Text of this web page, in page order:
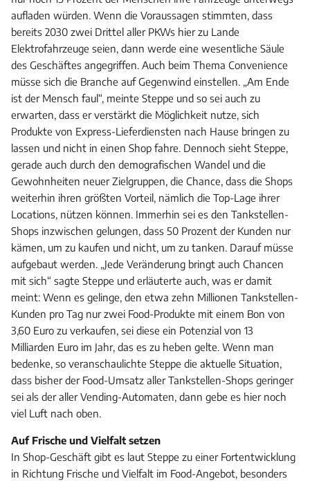
aufladen würden. Wenn die Voraussagen stimmten, dass
bereits 2030 zwei Drittel aller PKWs hier zu Lande
Elektrofahrzeuge seien, dann werde eine wesentliche Säule
des Geschäftes angegriffen. Auch beim Thema Convenience
müsse sich die Branche auf Gegenwind einstellen. „Am Ende
ist der Mensch faul“, meinte Steppe und so sei auch zu
erwarten, dass er verstärkt die Möglichkeit nutze, sich
Produkte von Express-Lieferdiensten nach Hause bringen zu
lassen und nicht in einen Shop fahre. Dennoch sieht Steppe,
gerade auch durch den demografischen Wandel und die
Gewohnheiten neuer Zielgruppen, die Chance, dass die Shops
weiterhin ihren größten Vorteil, nämlich die Top-Lage ihrer
Locations, nützen können. Immerhin sei es den Tankstellen-
Shops inzwischen gelungen, dass 50 Prozent der Kunden nur
kämen, um zu kaufen und nicht, um zu tanken. Darauf müsse
aufgebaut werden. „Jede Veränderung bringt auch Chancen
mit sich“ sagte Steppe und erläuterte auch, was er damit
meint: Wenn es gelinge, den etwa zehn Millionen Tankstellen-
Kunden pro Tag nur zwei Food-Produkte mit einem Bon von
3,60 Euro zu verkaufen, sei diese ein Potenzial von 13
Milliarden Euro im Jahr, das es zu heben gelte. Wenn man
bedenke, so veranschaulichte Steppe die aktuelle Situation,
dass bisher der Food-Umsatz aller Tankstellen-Shops geringer
sei als der aller Vending-Automaten, dann gebe es hier noch
viel Luft nach oben.
Auf Frische und Vielfalt setzen
In Shop-Geschäft gibt es laut Steppe zu einer Fortentwicklung
in Richtung Frische und Vielfalt im Food-Angebot, besonders